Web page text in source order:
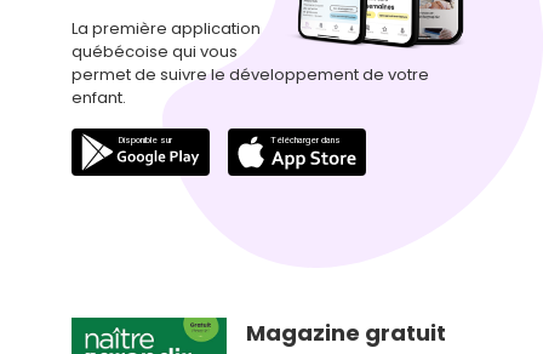
La première application
québécoise qui vous
permet de suivre le développement de votre
enfant.
Magazine gratuit